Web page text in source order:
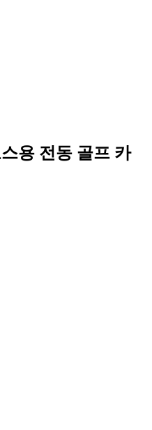
용 전동 골프 카